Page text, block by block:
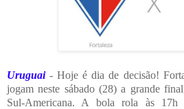
Uruguai- Hoje é dia de decisão!
jogam neste sábado (28) a grande
Sul-Americana. A bola rola às 17h